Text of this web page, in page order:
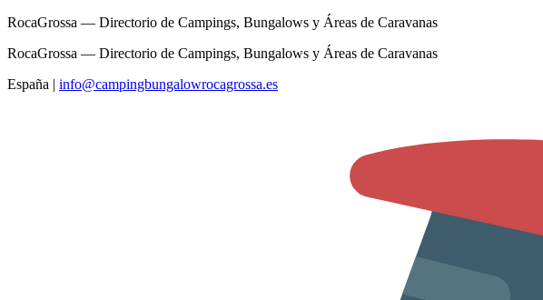
RocaGrossa — Directorio de Campings, Bungalows y Áreas de Caravanas
RocaGrossa — Directorio de Campings, Bungalows y Áreas de Caravanas
España | info@campingbungalowrocagrossa.es